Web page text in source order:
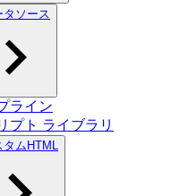
タソース
ライン
プト ライブラリ
タムHTML